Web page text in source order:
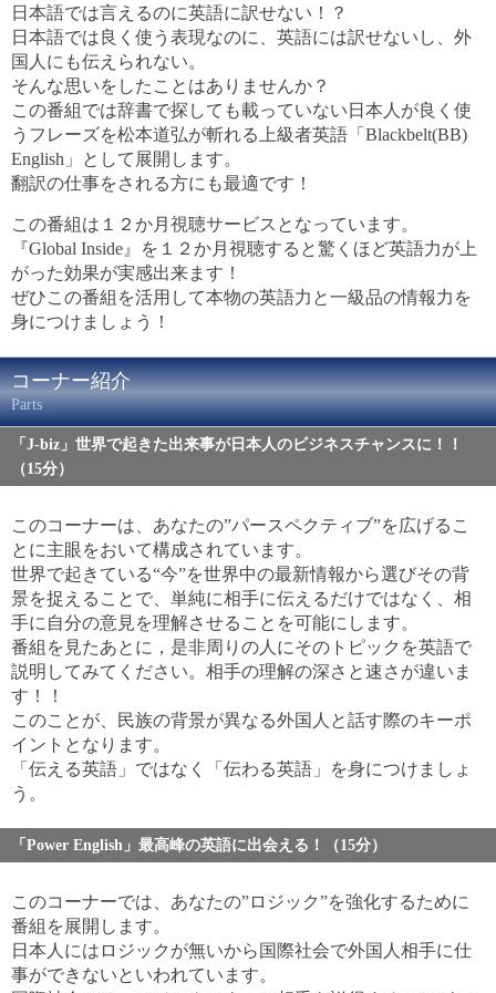
日本語では言えるのに英語に訳せない！？
日本語では良く使う表現なのに、英語には訳せないし、外
国人にも伝えられない。
そんな思いをしたことはありませんか？
この番組では辞書で探しても載っていない日本人が良く使
うフレーズを松本道弘が斬れる上級者英語「Blackbelt(BB)
English」として展開します。
翻訳の仕事をされる方にも最適です！
この番組は１２か月視聴サービスとなっています。
『Global Inside』を１２か月視聴すると驚くほど英語力が上
がった効果が実感出来ます！
ぜひこの番組を活用して本物の英語力と一級品の情報力を
身につけましょう！
コーナー紹介
Parts
「J-biz」世界で起きた出来事が日本人のビジネスチャンスに！！
（15分）
このコーナーは、あなたの”パースペクティブ”を広げるこ
とに主眼をおいて構成されています。
世界で起きている“今”を世界中の最新情報から選びその背
景を捉えることで、単純に相手に伝えるだけではなく、相
手に自分の意見を理解させることを可能にします。
番組を見たあとに，是非周りの人にそのトピックを英語で
説明してみてください。相手の理解の深さと速さが違いま
す！！
このことが、民族の背景が異なる外国人と話す際のキーポ
イントとなります。
「伝える英語」ではなく「伝わる英語」を身につけましょ
う。
「Power English」最高峰の英語に出会える！（15分）
このコーナーでは、あなたの”ロジック”を強化するために
番組を展開します。
日本人にはロジックが無いから国際社会で外国人相手に仕
事ができないといわれています。